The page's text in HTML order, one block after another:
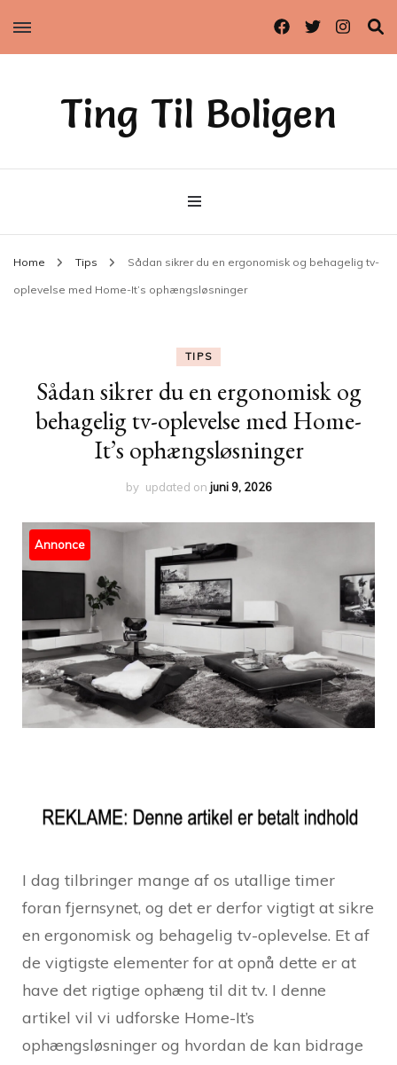
Ting Til Boligen
Home Tips Sådan sikrer du en ergonomisk og behagelig tv-
oplevelse med Home-It’s ophængsløsninger
TIPS
Sådan sikrer du en ergonomisk og
behagelig tv-oplevelse med Home-
It’s ophængsløsninger
by updated on juni 9, 2026
Annonce
I dag tilbringer mange af os utallige timer
foran fjernsynet, og det er derfor vigtigt at sikre
en ergonomisk og behagelig tv-oplevelse. Et af
de vigtigste elementer for at opnå dette er at
have det rigtige ophæng til dit tv. I denne
artikel vil vi udforske Home-It’s
ophængsløsninger og hvordan de kan bidrage